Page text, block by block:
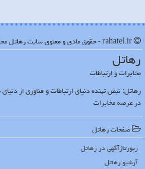
رهاتل
مخابرات و ارتباطات
رهاتل: نبض تپنده دنیای ارتباطات و فناوری از
در عرصه مخابرات
صفحات رهاتل
رپورتاژآگهی در رهاتل
آرشیو رهاتل